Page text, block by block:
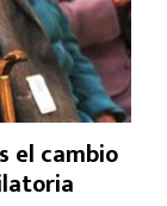
el cambio